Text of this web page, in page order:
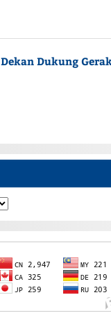
Dekan Dukung